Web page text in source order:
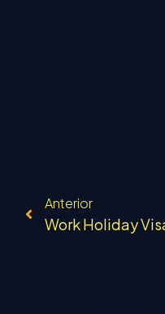
Anterior
Work Holiday